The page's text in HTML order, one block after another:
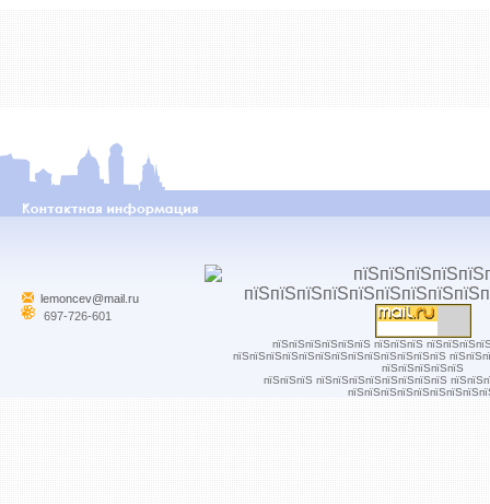
lemoncev@mail.ru
697-726-601
пїЅпїЅпїЅпїЅпїЅпїЅ пїЅпїЅпїЅ
пїЅпїЅпїЅпїЅпїЅпїЅпїЅпїЅпїЅпїЅпїЅпїЅпїЅ
пїЅпїЅпїЅпїЅпїЅ
пїЅпїЅпїЅ пїЅпїЅпїЅпїЅпїЅпїЅпїЅпїЅ